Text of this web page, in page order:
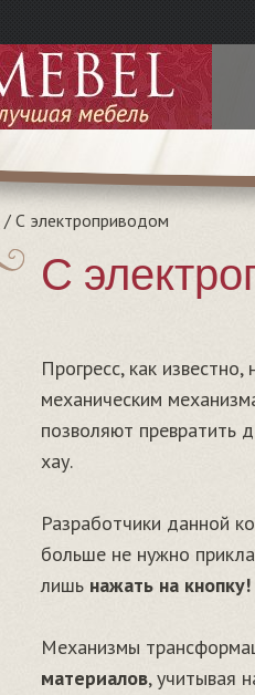
/ С электроприводом
С
Прогресс, как
механическим
позволяют превратить
хау.
Разработчики данной
больше не нужно
лишь нажать на кнопку!
Механизмы
материалов, учитывая